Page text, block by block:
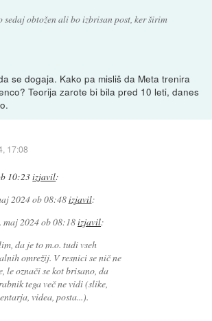
sedaj obtožen ali bo izbrisan post, ker širim
se dogaja. Kako pa misliš da Meta trenira
Teorija zarote bi bila pred 10 leti, danes
17:08
10:23izjavil:
2024 ob 08:48izjavil:
maj 2024 ob 08:18izjavil:
da je to m.o. tudi vseh
omrežij. V resnici se nič ne
le označi se kot brisano, da
tega več ne vidi (slike,
videa, posta...).